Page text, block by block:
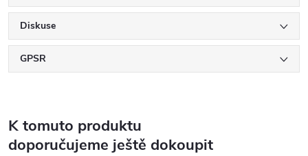
Diskuse
GPSR
K tomuto produktu
doporučujeme ještě dokoupit